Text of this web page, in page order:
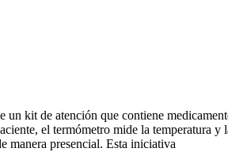
kit de atención que contiene
el termómetro mide la temperatura y
manera presencial. Esta iniciativa